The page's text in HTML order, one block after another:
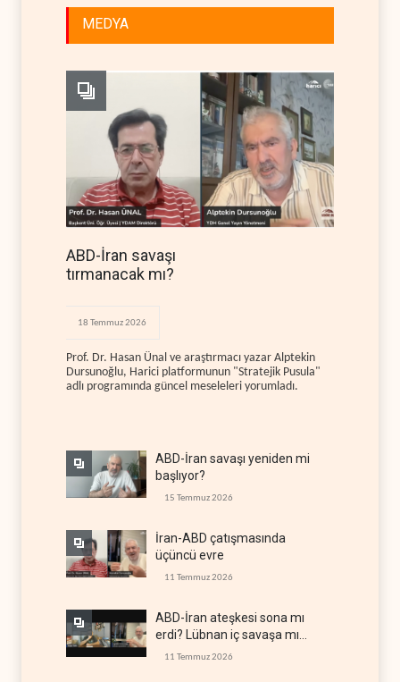
MEDYA
ABD-İran savaşı
tırmanacak mı?
18 Temmuz 2026
Prof. Dr. Hasan Ünal ve araştırmacı yazar Alptekin
Dursunoğlu, Harici platformunun "Stratejik Pusula"
adlı programında güncel meseleleri yorumladı.
ABD-İran savaşı yeniden mi
başlıyor?
15 Temmuz 2026
İran-ABD çatışmasında
üçüncü evre
11 Temmuz 2026
ABD-İran ateşkesi sona mı
erdi? Lübnan iç savaşa mı
gidiyor?
11 Temmuz 2026